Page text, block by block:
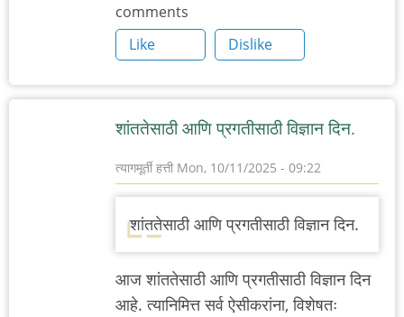
comments
Like
Dislike
शांततेसाठी आणि प्रगतीसाठी विज्ञान दिन.
त्यागमूर्ती हत्ती Mon, 10/11/2025 - 09:22
शांततेसाठी आणि प्रगतीसाठी विज्ञान दिन.
आजशांततेसाठी आणि प्रगतीसाठी विज्ञान दिन
आहे. त्यानिमित्त सर्व ऐसीकरांना, विशेषतः